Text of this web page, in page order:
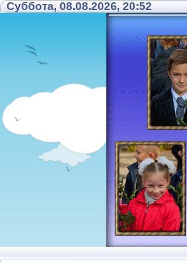
Суббота, 08.08.2026, 20:52